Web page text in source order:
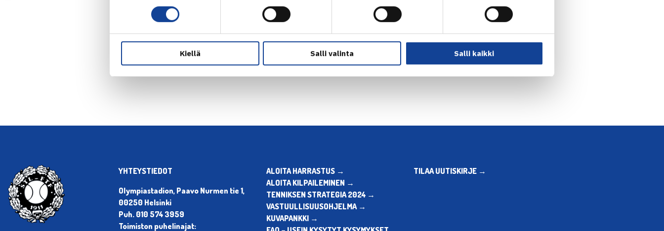
Kiellä Salli valinta Salli kaikki
← Edellinen
YHTEYSTIEDOT
Olympiastadion, Paavo Nurmen tie 1,
00250 Helsinki
Puh. 010 574 3959
Toimiston puhelinajat:
ALOITA HARRASTUS →
ALOITA KILPAILEMINEN →
TENNIKSEN STRATEGIA 2024 →
VASTUULLISUUSOHJELMA →
KUVAPANKKI →
TILAA UUTISKIRJE →